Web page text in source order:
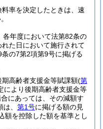
率を決定したときは、速
各年度において法第82条の
た日において施行されて
の7第2項第9号に掲げる
高齢者支援金等賦課額(第
により後期高齢者支援金等
にあっては、その減額す
、 第1号に掲げる額の見
額を控除した額を基準とし